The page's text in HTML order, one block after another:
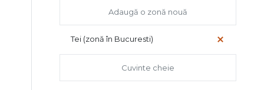
Tei (zonă în Bucuresti)